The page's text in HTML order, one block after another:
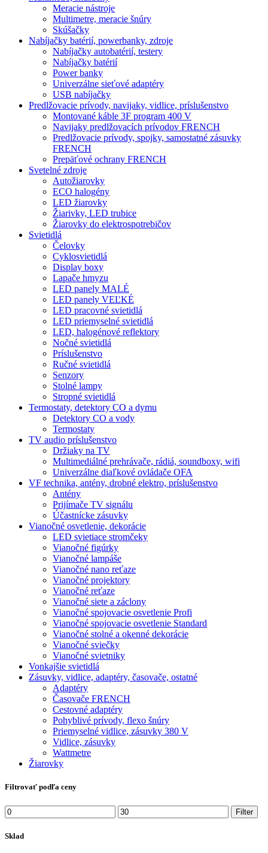
Meracie nástroje
Multimetre, meracie šnúry
Skúšačky
Nabíjačky batérií, powerbanky, zdroje
Nabíjačky autobatérií, testery
Nabíjačky batérií
Power banky
Univerzálne sieťové adaptéry
USB nabíjačky
Predlžovacie prívody, navijaky, vidlice, príslušenstvo
Montované káble 3F program 400 V
Navijaky predlžovacích prívodov FRENCH
Predlžovacie prívody, spojky, samostatné zásuvky
FRENCH
Prepäťové ochrany FRENCH
Svetelné zdroje
Autožiarovky
ECO halogény
LED žiarovky
Žiarivky, LED trubice
Žiarovky do elektrospotrebičov
Svietidlá
Čelovky
Cyklosvietidlá
Display boxy
Lapače hmyzu
LED panely MALÉ
LED panely VEĽKÉ
LED pracovné svietidlá
LED priemyselné svietidlá
LED, halogénové reflektory
Nočné svietidlá
Príslušenstvo
Ručné svietidlá
Senzory
Stolné lampy
Stropné svietidlá
Termostaty, detektory CO a dymu
Detektory CO a vody
Termostaty
TV audio príslušenstvo
Držiaky na TV
Multimediálné prehrávače, rádiá, soundboxy, wifi
Univerzálne diaľkové ovládače OFA
VF technika, antény, drobné elektro, príslušenstvo
Antény
Prijímače TV signálu
Účastnícke zásuvky
Vianočné osvetlenie, dekorácie
LED svietiace stromčeky
Vianočné figúrky
Vianočné lampáše
Vianočné nano reťaze
Vianočné projektory
Vianočné reťaze
Vianočné siete a záclony
Vianočné spojovacie osvetlenie Profi
Vianočné spojovacie osvetlenie Standard
Vianočné stolné a okenné dekorácie
Vianočné sviečky
Vianočné svietniky
Vonkajšie svietidlá
Zásuvky, vidlice, adaptéry, časovače, ostatné
Adaptéry
Časovače FRENCH
Cestovné adaptéry
Pohyblivé prívody, flexo šnúry
Priemyselné vidlice, zásuvky 380 V
Vidlice, zásuvky
Wattmetre
Žiarovky
Filtrovať podľa ceny
Min
price
Max
price
Filter
Sklad